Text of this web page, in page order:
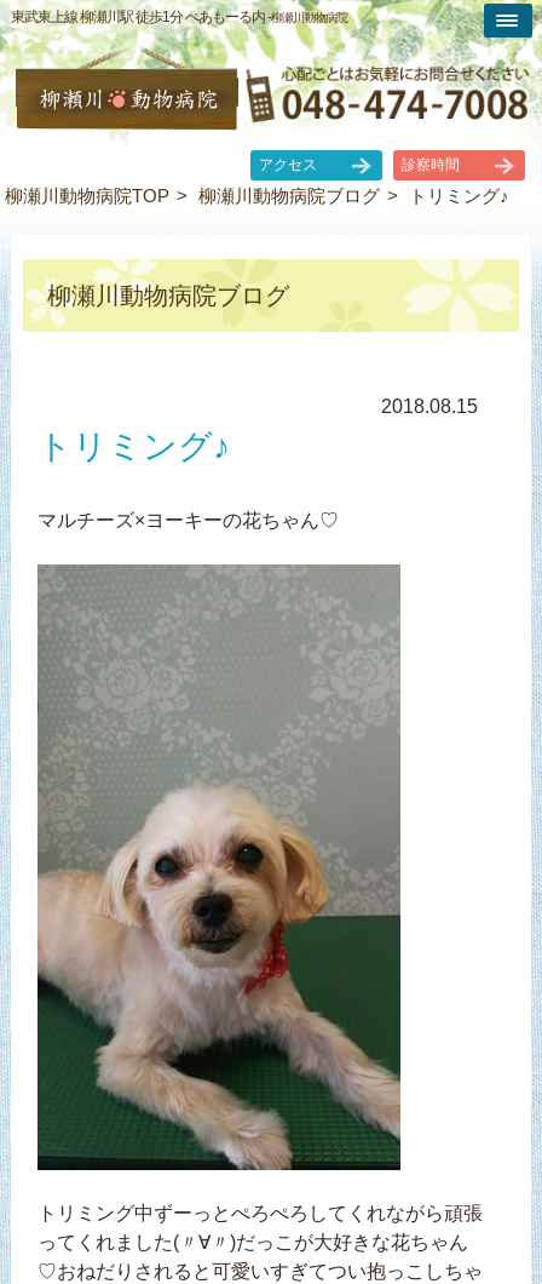
東武東上線 柳瀬川駅 徒歩1分 ぺあもーる内 -柳瀬川動物病院
アクセス 診察時間
柳瀬川動物病院TOP 柳瀬川動物病院ブログ トリミング♪
柳瀬川動物病院ブログ
2018.08.15
トリミング♪
マルチーズ×ヨーキーの花ちゃん♡
トリミング中ずーっとぺろぺろしてくれながら頑張
ってくれました(〃∀〃)だっこが大好きな花ちゃん
♡おねだりされると可愛いすぎてつい抱っこしちゃ